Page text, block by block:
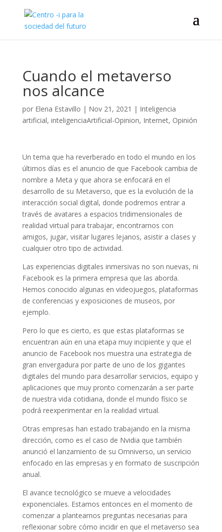
Cuando el metaverso
nos alcance
por Elena Estavillo | Nov 21, 2021 | Inteligencia
artificial, inteligenciaArtificial-Opinion, Internet, Opinión
Un tema que ha reverberado en todo el mundo en los
últimos días es el anuncio de que Facebook cambia de
nombre a Meta y que ahora se enfocará en el
desarrollo de su Metaverso, que es la evolución de la
interacción social digital, donde podremos entrar a
través de avatares a espacios tridimensionales de
realidad virtual para trabajar, encontrarnos con
amigos, jugar, visitar lugares lejanos, asistir a clases y
cualquier otro tipo de actividad.
Las experiencias digitales inmersivas no son nuevas, ni
Facebook es la primera empresa que las aborda.
Hemos conocido algunas en videojuegos, plataformas
de conferencias y exposiciones de museos, por
ejemplo.
Pero lo que es cierto, es que estas plataformas se
encuentran aún en una etapa muy incipiente y que el
anuncio de Facebook nos muestra una estrategia de
gran envergadura por parte de uno de los gigantes
digitales del mundo para desarrollar servicios, equipo y
aplicaciones que muy pronto comenzarán a ser parte
de nuestra vida cotidiana, donde el mundo físico se
podrá reexperimentar en la realidad virtual.
Otras empresas han estado trabajando en la misma
dirección, como es el caso de Nvidia que también
anunció el lanzamiento de su Omniverso, un servicio
enfocado en las empresas y en formato de suscripción
anual.
El avance tecnológico se mueve a velocidades
exponenciales. Estamos entonces en el momento de
comenzar a plantearnos preguntas necesarias para
reflexionar sobre cómo incidir en que el metaverso sea